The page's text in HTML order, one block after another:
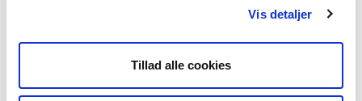
Vis detaljer
Tillad alle cookies
grad parterne har talt sammen om problemet, og om
Med henblik på en undersøgelse af forureningens
omfang kan der i brevet til ejeren eventuelt varsles et